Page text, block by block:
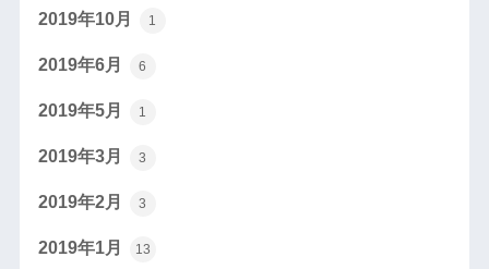
2019年10月 1
2019年6月 6
2019年5月 1
2019年3月 3
2019年2月 3
2019年1月 13